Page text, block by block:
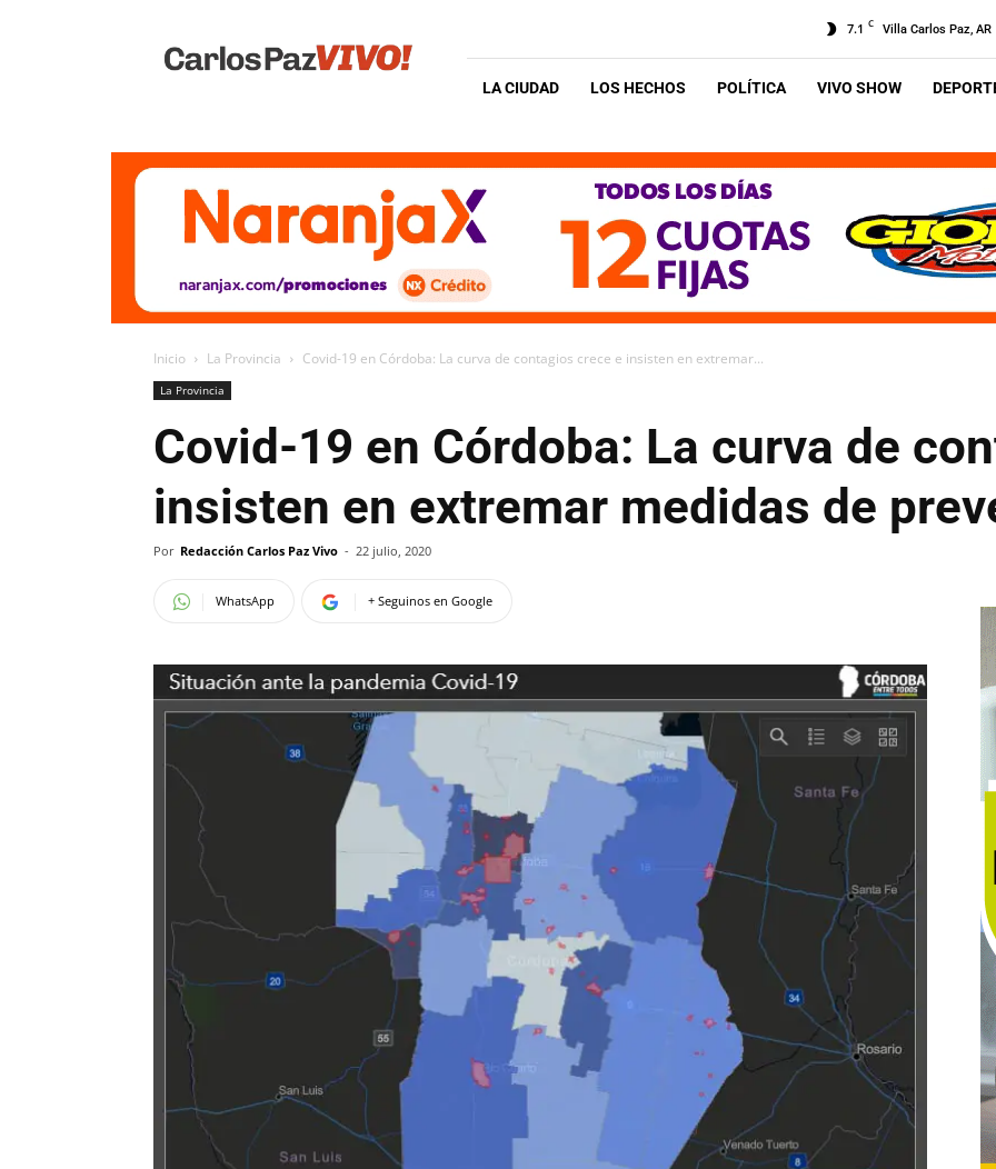
Vivo
7.1 C Villa Carlos Paz, AR
LA CIUDAD LOS HECHOS POLÍTICA VIVO SHOW
Inicio La Provincia Covid-19 en Córdoba: La curva de contagios crece e insisten en extremar...
La Provincia
Covid-19 en Córdoba: La curva de
insisten en extremar medidas de
Por Redacción Carlos Paz Vivo - 22 julio, 2020
WhatsApp + Seguinos en Google